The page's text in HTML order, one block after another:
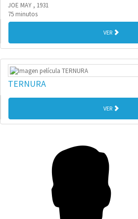
JOE MAY , 1931
75 minutos
VER
TERNURA
VER